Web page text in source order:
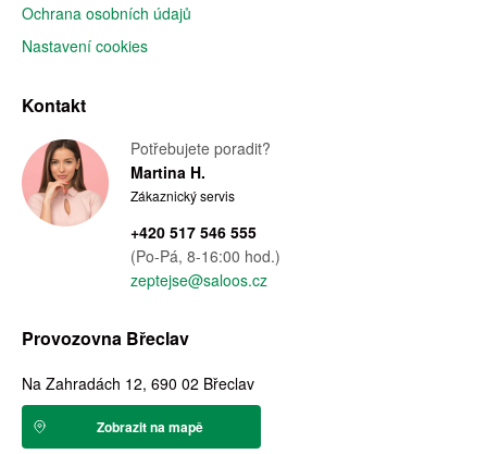
Ochrana osobních údajů
Nastavení cookies
Kontakt
Potřebujete poradit?
Martina H.
Zákaznický servis
+420 517 546 555
(Po-Pá, 8-16:00 hod.)
zeptejse@saloos.cz
Provozovna Břeclav
Na Zahradách 12, 690 02 Břeclav
Zobrazit na mapě